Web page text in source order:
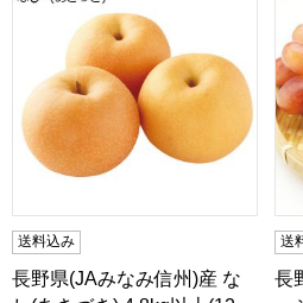
送料込み
長野県(JAみなみ信州)産 な
送
長